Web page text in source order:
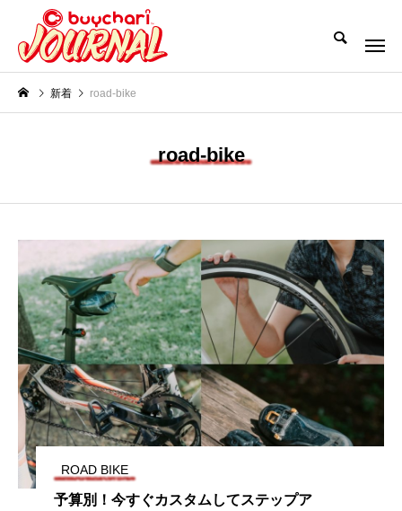
新着 road-bike
road-bike
ROAD BIKE
予算別！今すぐカスタムしてステップア